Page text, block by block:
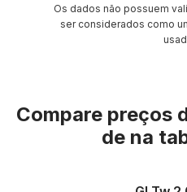
Os dados não possuem
ser considerados como
Compare preços
de na